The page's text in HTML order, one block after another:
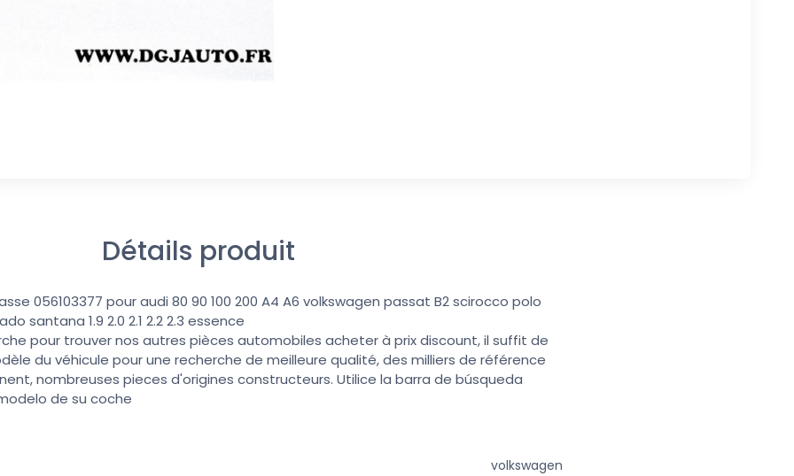
Détails produit
056103377 pour audi 80 90 100 200 A4 A6 volkswagen passat B2 scirocco polo
santana 1.9 2.0 2.1 2.2 2.3 essence
pour trouver nos autres pièces automobiles acheter à prix discount, il suffit de
du véhicule pour une recherche de meilleure qualité, des milliers de référence
nombreuses pieces d'origines constructeurs. Utilice la barra de búsqueda
de su coche
volkswagen